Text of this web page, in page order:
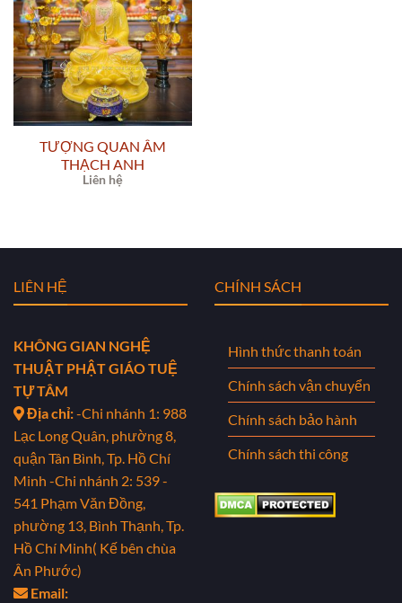
TƯỢNG QUAN ÂM
THẠCH ANH
Liên hệ
LIÊN HỆ
KHÔNG GIAN NGHỆ
THUẬT PHẬT GIÁO TUỆ
TỰ TÂM
Địa chỉ:-Chi nhánh 1: 988
Lạc Long Quân, phường 8,
quận Tân Bình, Tp. Hồ Chí
Minh -Chi nhánh 2: 539 -
541 Phạm Văn Đồng,
phường 13, Bình Thạnh, Tp.
Hồ Chí Minh( Kế bên chùa
Ân Phước)
Email:
CHÍNH SÁCH
Hình thức thanh toán
Chính sách vận chuyển
Chính sách bảo hành
Chính sách thi công